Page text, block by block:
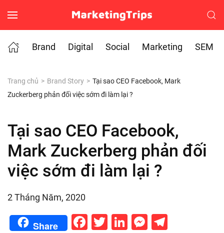
Skip to main content
Brand
Digital Social Marketing SEM
Trang chủ Brand Story
Tại sao CEO Facebook, Mark
Zuckerberg phản đối việc sớm đi làm lại ?
Tại sao CEO Facebook,
Mark Zuckerberg phản đối
việc sớm đi làm lại ?
2 Tháng Năm, 2020
Share Facebook
Twitter
LinkedIn